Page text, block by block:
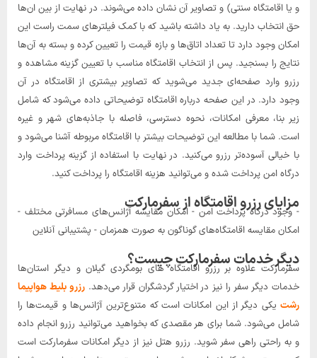
و یا اقامتگاه سنتی) و تصاویر آن نشان داده می‌شوند. در نهایت از بین ان‌ها
حق انتخاب دارید. به یاد داشته باشید که با کمک فیلترهای سمت راست این
امکان وجود دارد تا تعداد اتاق‌ها و بازه قیمت را تعیین کرده و بسته به آن‌ها
نتایج را بسنجید. پس از انتخاب اقامتگاه مناسب با تعیین گزینه مشاهده و
رزرو وارد صفحه‌ای جدید می‌شوید که تصاویر بیشتری از اقامتگاه در آن
وجود دارد. در این صفحه درباره اقامتگاه توضیحاتی داده می‌شود که شامل
زیر بنا، معرفی امکانات، نحوه دسترسی، فاصله با جاذبه‌های شهر و غیره
است. شما با مطالعه این توضیحات بیشتر با اقامتگاه مربوطه آشنا می‌شود و
با خیالی آسوده‌تر رزرو می‌کنید. در نهایت با استفاده از گزینه پرداخت وارد
درگاه امن پرداخت شده و می‌توانید هزینه اقامتگاه را پرداخت کنید.
مزایای رزرو اقامتگاه از سفرمارکت
- وجود درگاه پرداخت امن - امکان مقایسه آژانس‌های مسافرتی مختلف -
امکان مقایسه اقامتگاه‌های گوناگون به صورت همزمان - پشتیبانی آنلاین
دیگر خدمات سفرمارکت چیست؟
سفرمارکت علاوه بر رزرو اقامتگاه های بومگردی گیلان و دیگر استان‌ها
خدمات دیگر سفر را نیز در اختیار گردشگران قرار می‌دهد.رزرو بلیط هواپیما
رشت یکی دیگر از این امکانات است که متنوع‌ترین آژانس‌ها و قیمت‌ها را
شامل می‌شود. شما برای هر مقصدی که بخواهید می‌توانید رزرو انجام داده
و به راحتی راهی سفر شوید. رزرو هتل نیز از دیگر امکانات سفرمارکت است